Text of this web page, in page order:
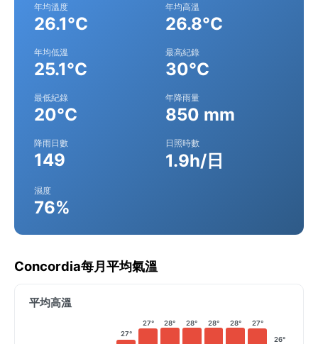
年均溫度
26.1°C
年均高溫
26.8°C
年均低溫
25.1°C
最高紀錄
30°C
最低紀錄
20°C
年降雨量
850 mm
降雨日數
149
日照時數
1.9h/日
濕度
76%
Concordia每月平均氣溫
平均高溫
27°
27° 28° 28° 28° 28° 27°
26°